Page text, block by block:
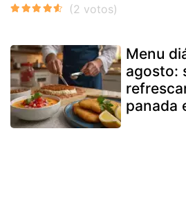
Menu
agosto:
panada